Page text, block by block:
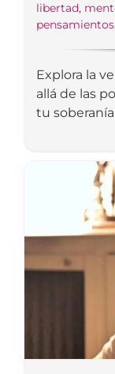
libertad,
pensamientos
Explora la
allá de las
tu